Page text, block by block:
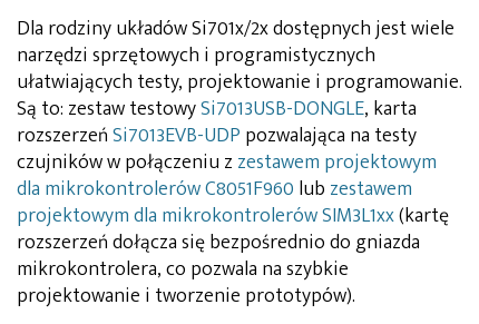
Dla rodziny układów Si701x/2x dostępnych jest wiele
narzędzi sprzętowych i programistycznych
ułatwiających testy, projektowanie i programowanie.
Są to: zestaw testowySi7013USB-DONGLE, karta
rozszerzeńSi7013EVB-UDP pozwalająca na testy
czujników w połączeniu z zestawem projektowym
dla mikrokontrolerów C8051F960 lub zestawem
projektowym dla mikrokontrolerów SIM3L1xx(kartę
rozszerzeń dołącza się bezpośrednio do gniazda
mikrokontrolera, co pozwala na szybkie
projektowanie i tworzenie prototypów).